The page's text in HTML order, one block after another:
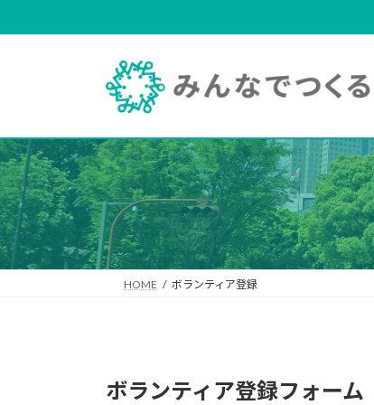
ン
ス
キ
ッ
プ
ビ
ン
に
移
動
HOME ボランティア登録
ボランティア登録フォーム